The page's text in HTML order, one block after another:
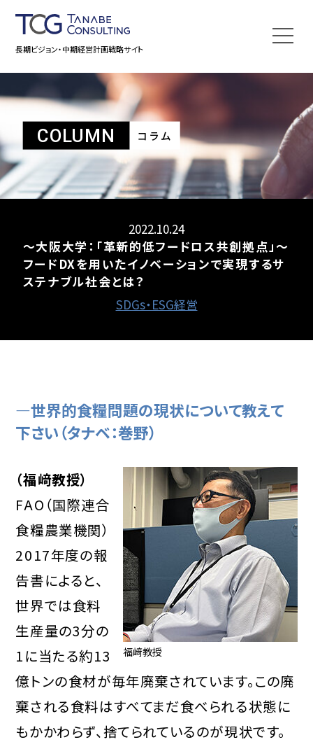
長期ビジョン・中期経営計画戦略サイト
COLUMN コラム
2022.10.24
～大阪大学：「革新的低フードロス共創拠点」～
フードDXを用いたイノベーションで実現するサ
ステナブル社会とは？
SDGs・ESG経営
―世界的食糧問題の現状について教えて
下さい（タナベ：巻野）
福﨑教授
（福﨑教授）
FAO（国際連合
食糧農業機関）
2017年度の報
告書によると、
世界では食料
生産量の3分の
1に当たる約13
億トンの食材が毎年廃棄されています。この廃
棄される食料はすべてまだ食べられる状態に
もかかわらず、捨てられているのが現状です。